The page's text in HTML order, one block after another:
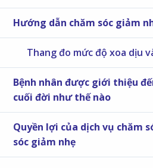
Hướng dẫn chăm sóc giảm
Thang đo mức độ xoa dịu
Bệnh nhân được giới thiệu
cuối đời như thế nào
Quyền lợi của dịch vụ chăm
sóc giảm nhẹ